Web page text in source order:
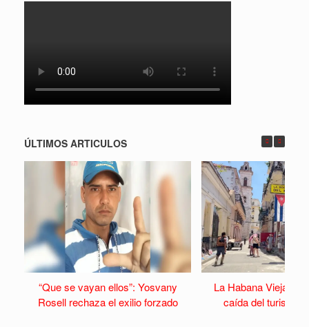
ÚLTIMOS ARTICULOS
“Que se vayan ellos”: Yosvany
Rosell rechaza el exilio forzado
La Habana Vieja se
caída del turismo